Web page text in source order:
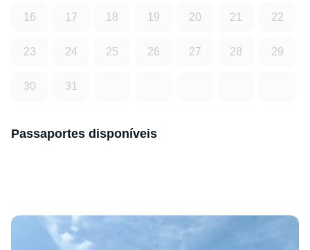
16 17 18 19 20 21 22
23 24 25 26 27 28 29
30 31
Passaportes disponíveis